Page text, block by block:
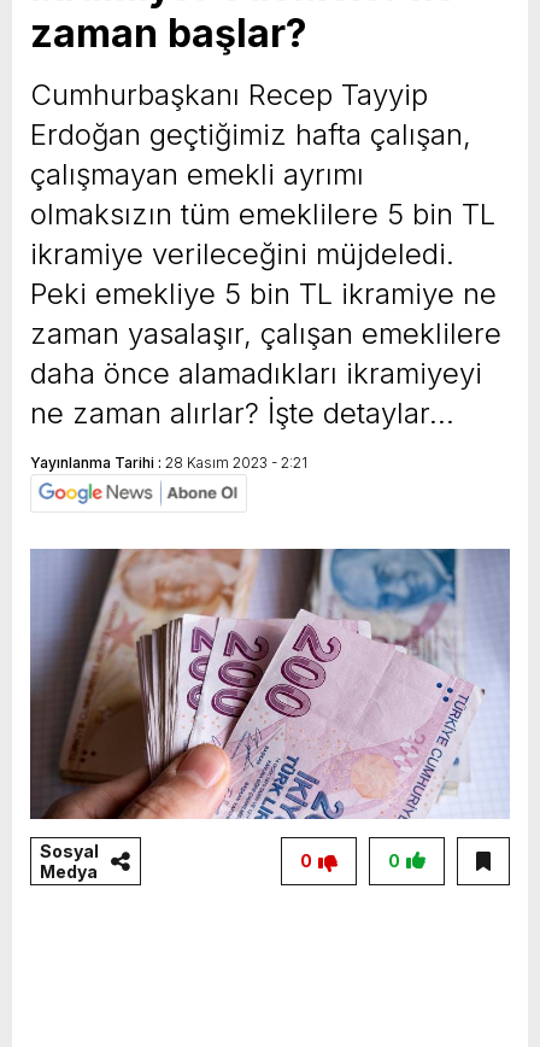
yeni özellikler belli oldu
zaman başlar?
Cumhurbaşkanı Recep Tayyip
Erdoğan geçtiğimiz hafta çalışan,
çalışmayan emekli ayrımı
olmaksızın tüm emeklilere 5 bin TL
ikramiye verileceğini müjdeledi.
Peki emekliye 5 bin TL ikramiye ne
zaman yasalaşır, çalışan emeklilere
daha önce alamadıkları ikramiyeyi
ne zaman alırlar? İşte detaylar…
Yayınlanma Tarihi : 28 Kasım 2023 - 2:21
Sosyal
Medya
0
0